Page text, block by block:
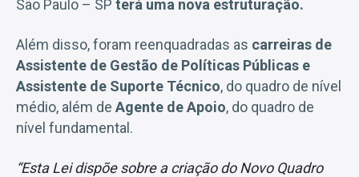
São Paulo – SP terá uma nova estruturação.
Além disso, foram reenquadradas as carreiras de
Assistente de Gestão de Políticas Públicas e
Assistente de Suporte Técnico, do quadro de nível
médio, além de Agente de Apoio, do quadro de
nível fundamental.
“Esta Lei dispõe sobre a criação do Novo Quadro